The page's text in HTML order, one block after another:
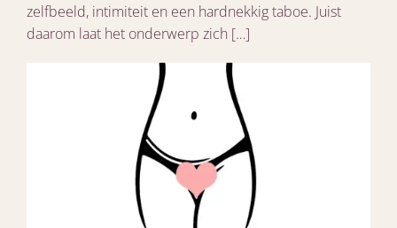
zelfbeeld, intimiteit en een hardnekkig taboe. Juist
daarom laat het onderwerp zich […]